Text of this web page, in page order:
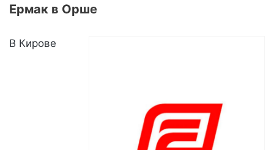
Ермак в Орше
В Кирове